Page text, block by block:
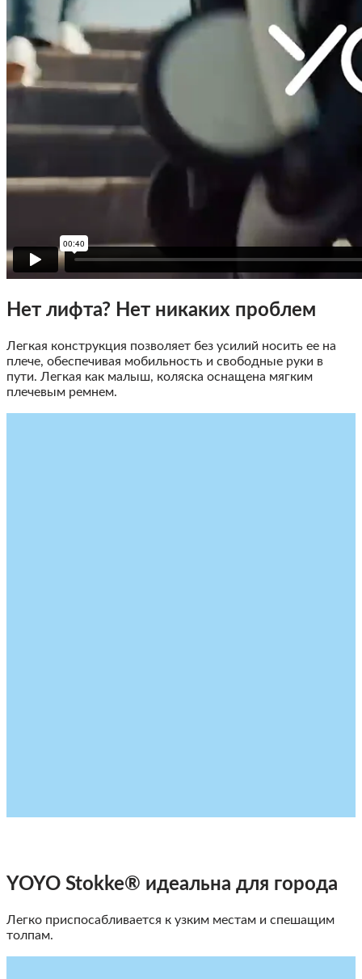
Нет лифта? Нет никаких проблем
Легкая конструкция позволяет без усилий носить ее на
плече, обеспечивая мобильность и свободные руки в
пути. Легкая как малыш, коляска оснащена мягким
плечевым ремнем.
YOYO Stokke® идеальна для города
Легко приспосабливается к узким местам и спешащим
толпам.